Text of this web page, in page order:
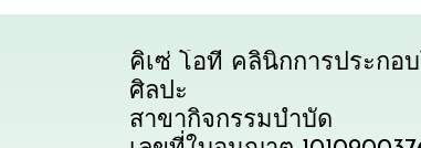
คิเซ่ โอที คลินิกการประกอ
ศิลปะ
สาขากิจกรรมบำบัด